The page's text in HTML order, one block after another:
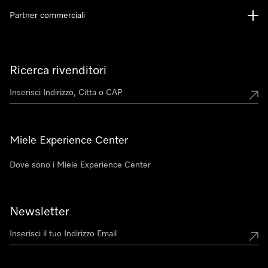
Ricerca rivenditori
Miele Experience Center
Dove sono i Miele Experience Center
Newsletter
Partner commerciali